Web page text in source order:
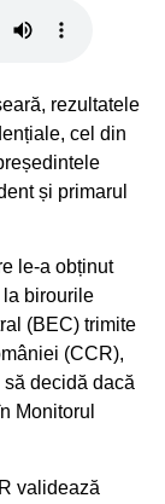
rezultatele
cel din
și primarul
le-a obținut
birourile
(BEC) trimite
(CCR),
decidă dacă
Monitorul
validează